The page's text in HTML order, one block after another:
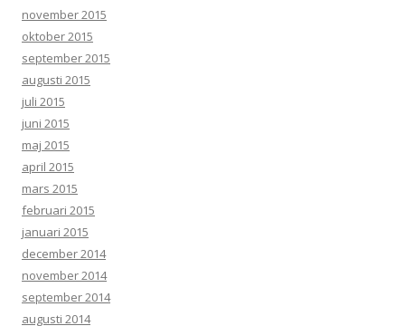
november 2015
oktober 2015
september 2015
augusti 2015
juli 2015
juni 2015
maj 2015
april 2015
mars 2015
februari 2015
januari 2015
december 2014
november 2014
september 2014
augusti 2014